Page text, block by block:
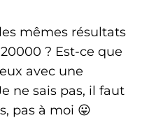
mêmes résultats
? Est-ce que
avec une
ne sais pas, il faut
pas à moi 😛